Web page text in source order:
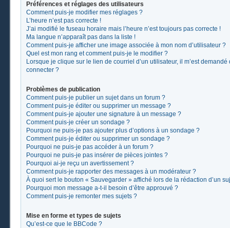
Préférences et réglages des utilisateurs
Comment puis-je modifier mes réglages ?
L’heure n’est pas correcte !
J’ai modifié le fuseau horaire mais l’heure n’est toujours pas correcte !
Ma langue n’apparaît pas dans la liste !
Comment puis-je afficher une image associée à mon nom d’utilisateur ?
Quel est mon rang et comment puis-je le modifier ?
Lorsque je clique sur le lien de courriel d’un utilisateur, il m’est demandé
connecter ?
Problèmes de publication
Comment puis-je publier un sujet dans un forum ?
Comment puis-je éditer ou supprimer un message ?
Comment puis-je ajouter une signature à un message ?
Comment puis-je créer un sondage ?
Pourquoi ne puis-je pas ajouter plus d’options à un sondage ?
Comment puis-je éditer ou supprimer un sondage ?
Pourquoi ne puis-je pas accéder à un forum ?
Pourquoi ne puis-je pas insérer de pièces jointes ?
Pourquoi ai-je reçu un avertissement ?
Comment puis-je rapporter des messages à un modérateur ?
À quoi sert le bouton « Sauvegarder » affiché lors de la rédaction d’un
Pourquoi mon message a-t-il besoin d’être approuvé ?
Comment puis-je remonter mes sujets ?
Mise en forme et types de sujets
Qu’est-ce que le BBCode ?